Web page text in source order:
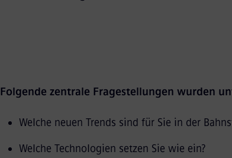
Folgende zentrale Fragestellungen wurden
Welche neuen Trends sind für Sie in der
Welche Technologien setzen Sie wie ein?